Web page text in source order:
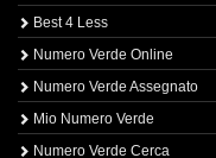
Best 4 Less
Numero Verde Online
Numero Verde Assegnato
Mio Numero Verde
Numero Verde Cerca